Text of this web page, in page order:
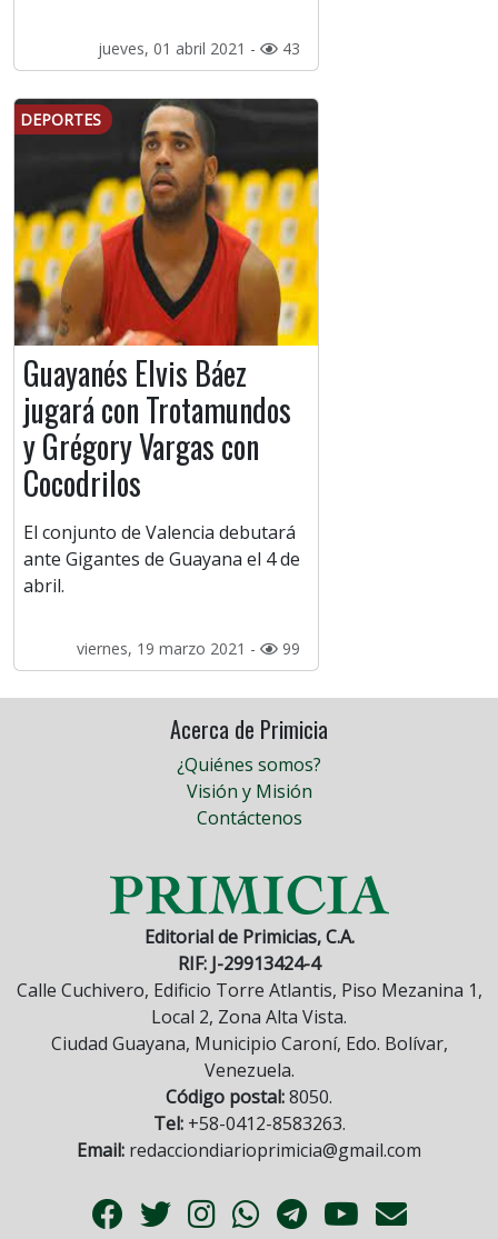
jueves, 01 abril 2021 - 43
DEPORTES
Guayanés Elvis Báez
jugará con Trotamundos
y Grégory Vargas con
Cocodrilos
El conjunto de Valencia debutará
ante Gigantes de Guayana el 4 de
abril.
viernes, 19 marzo 2021 - 99
Acerca de Primicia
¿Quiénes somos?
Visión y Misión
Contáctenos
Editorial de Primicias, C.A.
RIF: J-29913424-4
Calle Cuchivero, Edificio Torre Atlantis, Piso Mezanina 1,
Local 2, Zona Alta Vista.
Ciudad Guayana, Municipio Caroní, Edo. Bolívar,
Venezuela.
Código postal:8050.
Tel:+58-0412-8583263.
Email: redacciondiarioprimicia@gmail.com